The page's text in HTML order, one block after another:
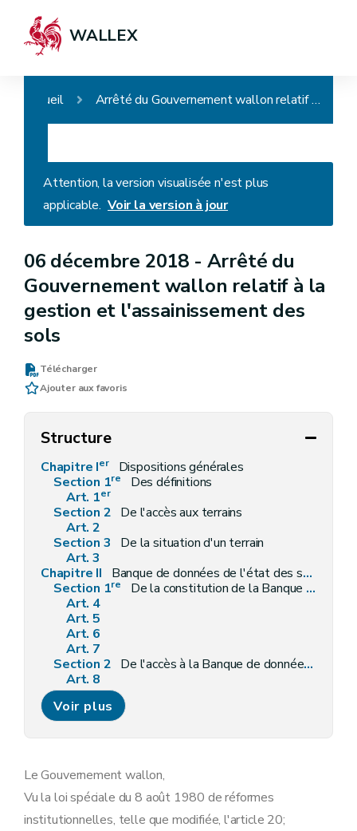
WALLEX
Accueil Arrêté du Gouvernement wallon relatif à la gestion et l'assainissement des sols
Attention, la version visualisée n'est plus
applicable. Voir la version à jour
06 décembre 2018 - Arrêté du
Gouvernement wallon relatif à la
gestion et l'assainissement des
sols
Télécharger
Ajouter aux favoris
Structure
Chapitre Ier
Dispositions générales
Section 1re
Des définitions
Art. 1er
Section 2 De l'accès aux terrains
Art. 2
Section 3
De la situation d'un terrain
Art. 3
Chapitre II
Banque de données de l'état des sols
Section 1re
De la constitution de la Banque de données de l'état des sols
Art. 4
Art. 5
Art. 6
Art. 7
Section 2 De l'accès à la Banque de données de l'état des sols
Art. 8
Art. 9
Section 3
De la rectification des données
Art. 10
Art. 13
Du Comité de gestion et de surveillance de la Banque de données de l'état des sols
Art. 14
Art. 15
Voir plus
Le Gouvernement wallon,
Vu la loi spéciale du 8 août 1980 de réformes
institutionnelles, telle que modifiée, l'article 20;